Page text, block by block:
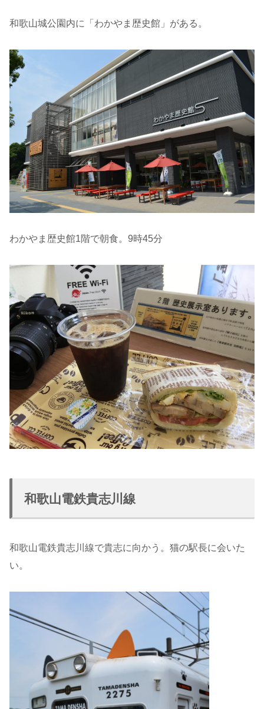
和歌山城公園内に「わかやま歴史館」がある。
わかやま歴史館1階で朝食。9時45分
和歌山電鉄貴志川線
和歌山電鉄貴志川線で貴志に向かう。猫の駅長に会いた
い。